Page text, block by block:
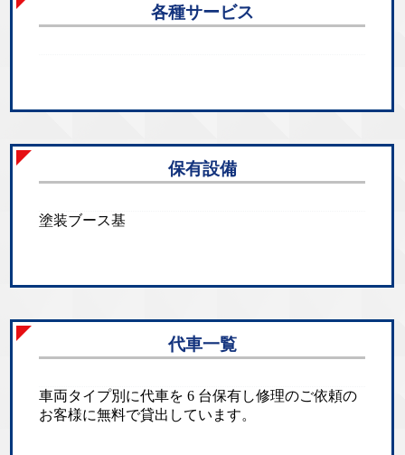
各種サービス
保有設備
塗装ブース基
代車一覧
車両タイプ別に代車を 6 台保有し修理のご依頼の
お客様に無料で貸出しています。